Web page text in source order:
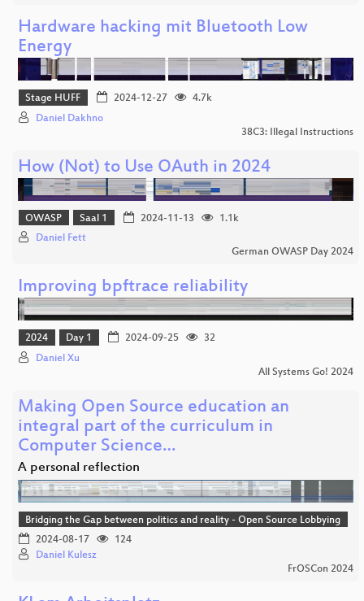
Hardware hacking mit Bluetooth Low
Energy
Stage HUFF 2024-12-27
4.7k
Daniel Dakhno
38C3: Illegal Instructions
How (Not) to Use OAuth in 2024
OWASP Saal 1 2024-11-13
1.1k
Daniel Fett
German OWASP Day 2024
Improving bpftrace reliability
2024 Day 1 2024-09-25
32
Daniel Xu
All Systems Go! 2024
Making Open Source education an
integral part of the curriculum in
Computer Science…
A personal reflection
Bridging the Gap between politics and reality - Open Source Lobbying
2024-08-17
124
Daniel Kulesz
FrOSCon 2024